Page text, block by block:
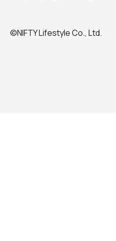
©NIFTY Lifestyle Co., Ltd.